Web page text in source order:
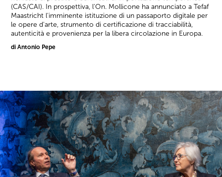
(CAS/CAI). In prospettiva, l'On. Mollicone ha annunciato a Tefaf
Maastricht l'imminente istituzione di un passaporto digitale per
le opere d'arte, strumento di certificazione di tracciabilità,
autenticità e provenienza per la libera circolazione in Europa.
di Antonio Pepe